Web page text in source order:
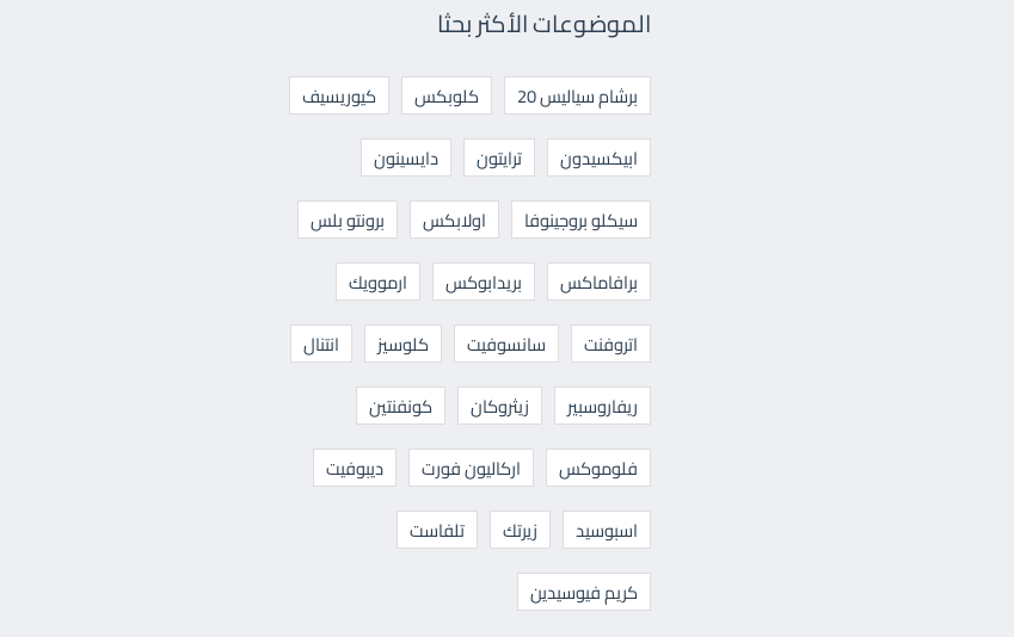
الموضوعات الأكثر بحثا
برشام سياليس 20 كلوبكس
كيوريسيف
ابيكسيدون
ترايتون
دايسينون
سيكلو بروجينوفا
اولابكس
برونتو بلس
برافاماكس
بريدابوكس
ارموويك
اتروفنت
سانسوفيت كلوسيز
انتنال
ريفاروسبير
زيثروكان
كونفنتين
فلوموكس
اركاليون فورت
ديبوفيت
اسبوسيد
زيرتك
تلفاست
كريم فيوسيدين